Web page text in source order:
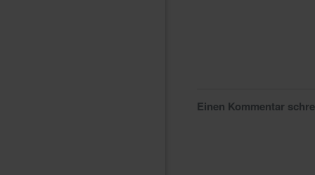
Einen Kommentar